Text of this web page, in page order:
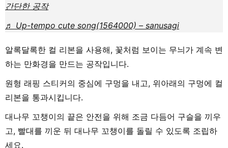
간단한 공작
♬ Up-tempo cute song(1564000) – sanusagi
알록달록한 컬 리본을 사용해, 꽃처럼 보이는 무늬가 계속 변
하는 만화경을 만드는 공작입니다.
원형 래핑 스티커의 중심에 구멍을 내고, 위아래의 구멍에 컬
리본을 통과시킵니다.
대나무 꼬챙이의 끝은 안전을 위해 조금 다듬어 구슬을 끼우
고, 빨대를 끼운 뒤 대나무 꼬챙이를 돌릴 수 있도록 조립하
세요.